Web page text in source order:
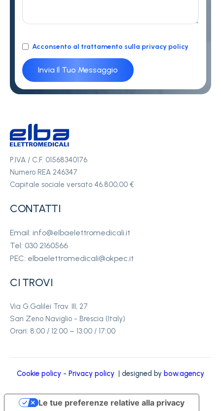
Acconsento al trattamento sulla privacy policy
P.IVA / C.F. 01568340176
Numero REA 246347
Capitale sociale versato 46.800,00 €
CONTATTI
Email: info@elbaelettromedicali.it
Tel: 030 2160566
PEC: elbaelettromedicali@okpec.it
CI TROVI
Via G.Galilei Trav. III, 27
San Zeno Naviglio - Brescia (Italy)
Orari: 8:00 / 12:00 – 13:00 / 17:00
Cookie policy - Privacy policy | designed by bow.agency
Le tue preferenze relative alla privacy